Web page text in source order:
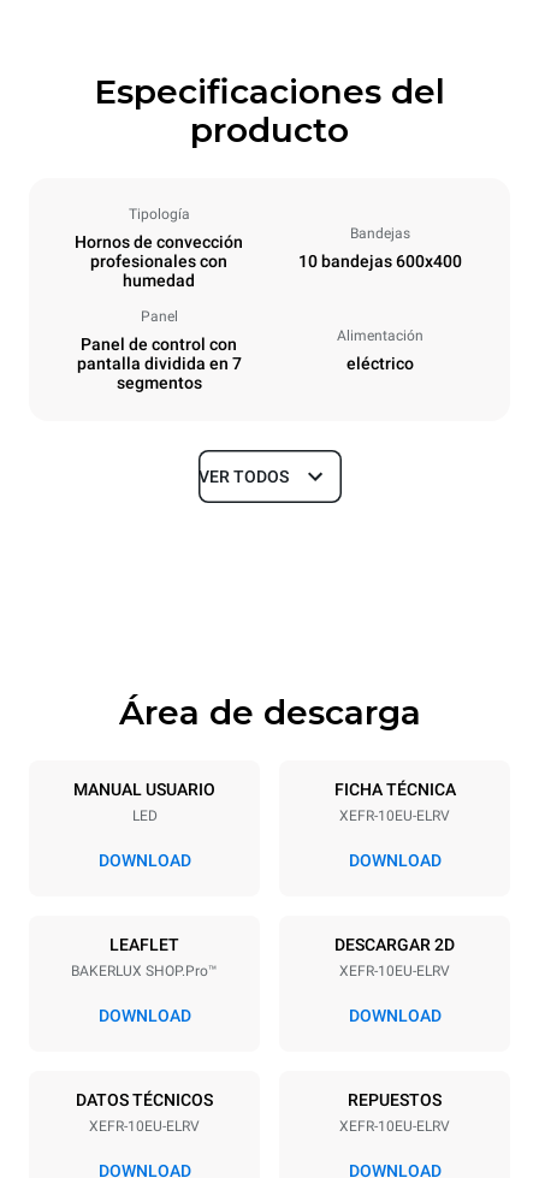
Especificaciones del
producto
Tipología
Hornos de convección
profesionales con
humedad
Bandejas
10 bandejas 600x400
Panel
Panel de control con
pantalla dividida en 7
segmentos
Alimentación
eléctrico
Tamaños
Especificaciones de la bandeja
10 600x400
Distancia entre bandejas
380-415V 3N~ / 220-240V
3~
15,5 kW
50 / 60 Hz NO INCLUIDO
VER TODOS
Área de descarga
MANUAL USUARIO
LED
DOWNLOAD
FICHA TÉCNICA
XEFR-10EU-ELRV
DOWNLOAD
LEAFLET
BAKERLUX SHOP.Pro™
DOWNLOAD
DESCARGAR 2D
XEFR-10EU-ELRV
DOWNLOAD
DATOS TÉCNICOS
XEFR-10EU-ELRV
DOWNLOAD
REPUESTOS
XEFR-10EU-ELRV
DOWNLOAD